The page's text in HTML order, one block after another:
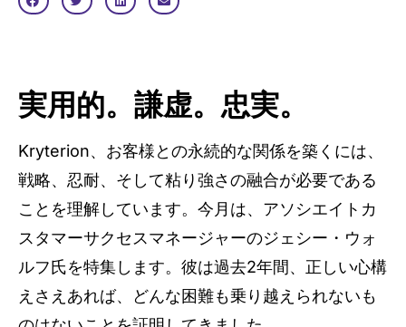
実用的。謙虚。忠実。
Kryterion、お客様との永続的な関係を築くには、
戦略、忍耐、そして粘り強さの融合が必要である
ことを理解しています。今月は、アソシエイトカ
スタマーサクセスマネージャーのジェシー・ウォ
ルフ氏を特集します。彼は過去2年間、正しい心構
えさえあれば、どんな困難も乗り越えられないも